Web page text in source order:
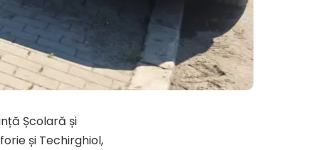
Școlară și
și Techirghiol,